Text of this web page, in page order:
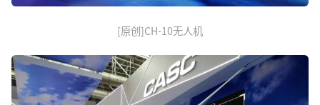
[原创]CH-10无人机